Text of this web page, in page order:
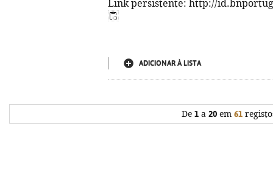
Link persistente: http://
ADICIONAR À LISTA
De 1a 20em 61